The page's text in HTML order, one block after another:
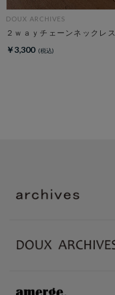
DOUX ARCHIVES
２ｗａｙチェーンネックレス
￥3,300